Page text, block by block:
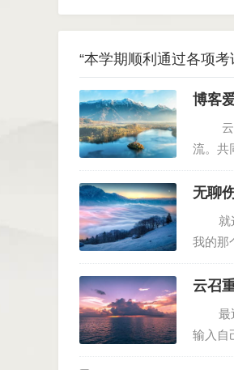
“本学期顺利通过各项
博客
云召
流。共
无聊
就这
我的那
的，也
云召
最近
输入自
现，